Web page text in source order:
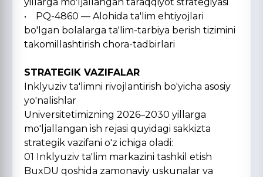
• PQ-4860 — Alohida ta'lim ehtiyojlari
bo'lgan bolalarga ta'lim-tarbiya berish tizimini
takomillashtirish chora-tadbirlari
STRATEGIK VAZIFALAR
Inklyuziv ta'limni rivojlantirish bo'yicha asosiy
yo'nalishlar
Universitetimizning 2026–2030 yillarga
mo'ljallangan ish rejasi quyidagi sakkizta
strategik vazifani o'z ichiga oladi:
01 Inklyuziv ta'lim markazini tashkil etish
BuxDU qoshida zamonaviy uskunalar va